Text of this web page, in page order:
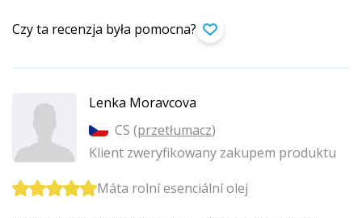
Czy ta recenzja była pomocna?
Lenka Moravcova
CS (przetłumacz)
Klient zweryfikowany zakupem produktu
Máta rolní esenciální olej